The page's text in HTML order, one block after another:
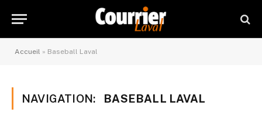
Accueil » Baseball Laval
NAVIGATION: BASEBALL LAVAL